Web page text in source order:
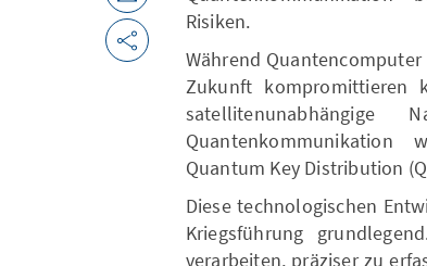
Risiken.
Während
Zukunft kompromittieren
satellitenunabhängige
Quantum Key Distribution
Diese technologischen
Kriegsführung
verarbeiten, präziser zu